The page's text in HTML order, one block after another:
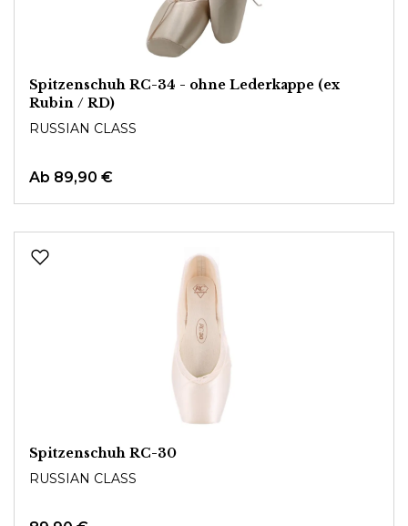
Spitzenschuh RC-34 - ohne Lederkappe (ex
Rubin / RD)
RUSSIAN CLASS
Ab 89,90 €
Spitzenschuh RC-30
RUSSIAN CLASS